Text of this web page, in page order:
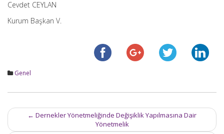
Cevdet CEYLAN
Kurum Başkan V.
Genel
Post
navigation
← Dernekler Yönetmeliğinde Değişiklik Yapılmasına Dair
Yönetmelik